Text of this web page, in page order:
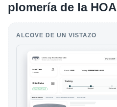
plomería de la HOA
ALCOVE DE UN VISTAZO